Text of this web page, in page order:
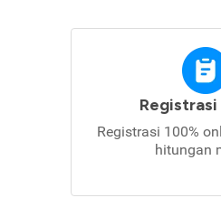
Registrasi
Registrasi 100%
hitungan